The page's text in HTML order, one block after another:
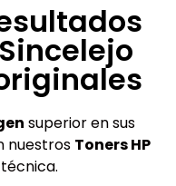
superior en sus
nuestros Toners HP
técnica.